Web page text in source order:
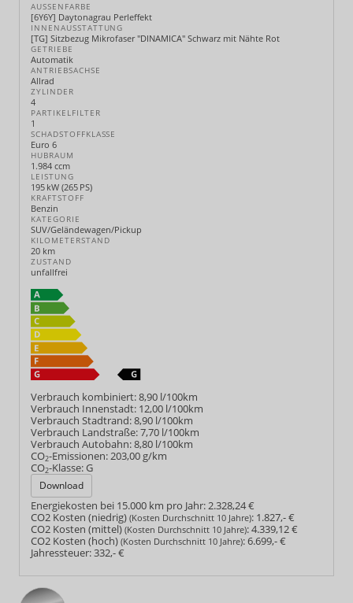
AUSSENFARBE
[6Y6Y] Daytonagrau Perleffekt
INNENAUSSTATTUNG
[TG] Sitzbezug Mikrofaser "DINAMICA" Schwarz mit Nähte Rot
GETRIEBE
Automatik
ANTRIEBSACHSE
Allrad
ZYLINDER
4
PARTIKELFILTER
1
SCHADSTOFFKLASSE
Euro 6
HUBRAUM
1.984 ccm
LEISTUNG
195 kW (265 PS)
KRAFTSTOFF
Benzin
KATEGORIE
SUV/Geländewagen/Pickup
KILOMETERSTAND
20 km
ZUSTAND
unfallfrei
Verbrauch kombiniert:8,90 l/100km
Verbrauch Innenstadt: 12,00 l/100km
Verbrauch Stadtrand:8,90 l/100km
Verbrauch Landstraße:7,70 l/100km
Verbrauch Autobahn:8,80 l/100km
CO2-Emissionen:203,00 g/km
CO2-Klasse:G
Download
Energiekosten bei 15.000 km pro Jahr:2.328,24 €
CO2 Kosten (niedrig) (Kosten Durchschnitt 10 Jahre): 1.827,- €
CO2 Kosten (mittel) (Kosten Durchschnitt 10 Jahre):4.339,12 €
CO2 Kosten (hoch) (Kosten Durchschnitt 10 Jahre):6.699,- €
Jahressteuer:332,- €